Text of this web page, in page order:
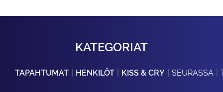
KATEGORIAT
TAPAHTUMAT HENKILÖT KISS & CRY SEURASSA